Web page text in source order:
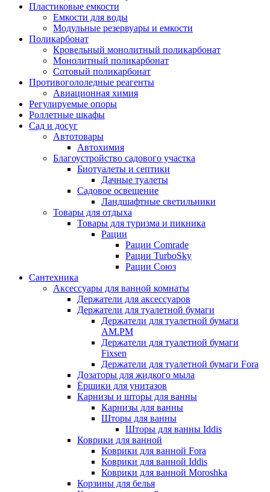
Пластиковые емкости
Емкости для воды
Модульные резервуары и емкости
Поликарбонат
Кровельный монолитный поликарбонат
Монолитный поликарбонат
Сотовый поликарбонат
Противогололедные реагенты
Авиационная химия
Регулируемые опоры
Роллетные шкафы
Сад и досуг
Автотовары
Автохимия
Благоустройство садового участка
Биотуалеты и септики
Дачные туалеты
Садовое освещение
Ландшафтные светильники
Товары для отдыха
Товары для туризма и пикника
Рации
Рации Comrade
Рации TurboSky
Рации Союз
Сантехника
Аксессуары для ванной комнаты
Держатели для аксессуаров
Держатели для туалетной бумаги
Держатели для туалетной бумаги
AM.PM
Держатели для туалетной бумаги
Fixsen
Держатели для туалетной бумаги Fora
Дозаторы для жидкого мыла
Ёршики для унитазов
Карнизы и шторы для ванны
Карнизы для ванны
Шторы для ванны
Шторы для ванны Iddis
Коврики для ванной
Коврики для ванной Fora
Коврики для ванной Iddis
Коврики для ванной Moroshka
Корзины для белья